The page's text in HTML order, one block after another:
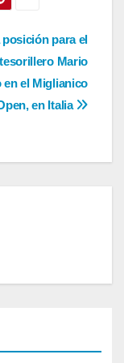
para el
Mario
en el Miglianico
en Italia